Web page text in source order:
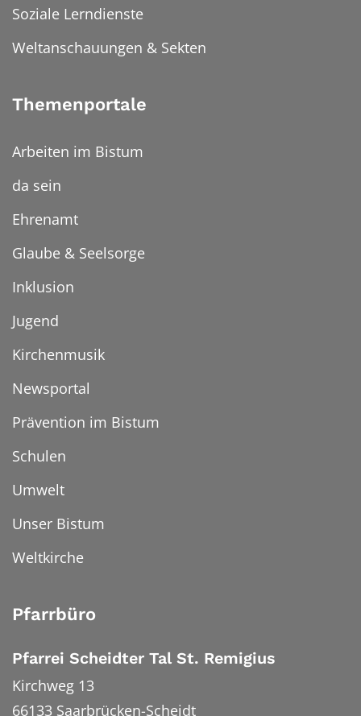
Soziale Lerndienste
Weltanschauungen & Sekten
Themenportale
Arbeiten im Bistum
da sein
Ehrenamt
Glaube & Seelsorge
Inklusion
Jugend
Kirchenmusik
Newsportal
Prävention im Bistum
Schulen
Umwelt
Unser Bistum
Weltkirche
Pfarrbüro
Pfarrei Scheidter Tal St. Remigius
Kirchweg 13
66133 Saarbrücken-Scheidt